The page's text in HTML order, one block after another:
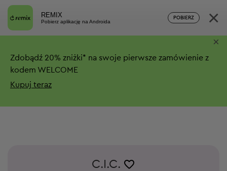
REMIX
Pobierz aplikację na Androida
POBIERZ ×
Zdobądź 20% zniżki* na swoje pierwsze zamówienie z
kodem WELCOME
Kupuj teraz
×
C.I.C.